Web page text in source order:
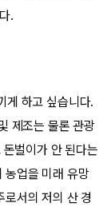
.
게 하고 싶습니다.
제조는 물론 관광
벌이가 안 된다는
농업을 미래 유망
로서의 저의 산 경